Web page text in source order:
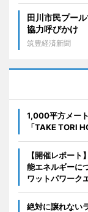
田川市民プー
協力呼びかけ
筑豊経済新聞
1,000平方メー
「TAKE TORI
【開催レポー
能エネルギーに
ワットパワーク
絶対に譲れない